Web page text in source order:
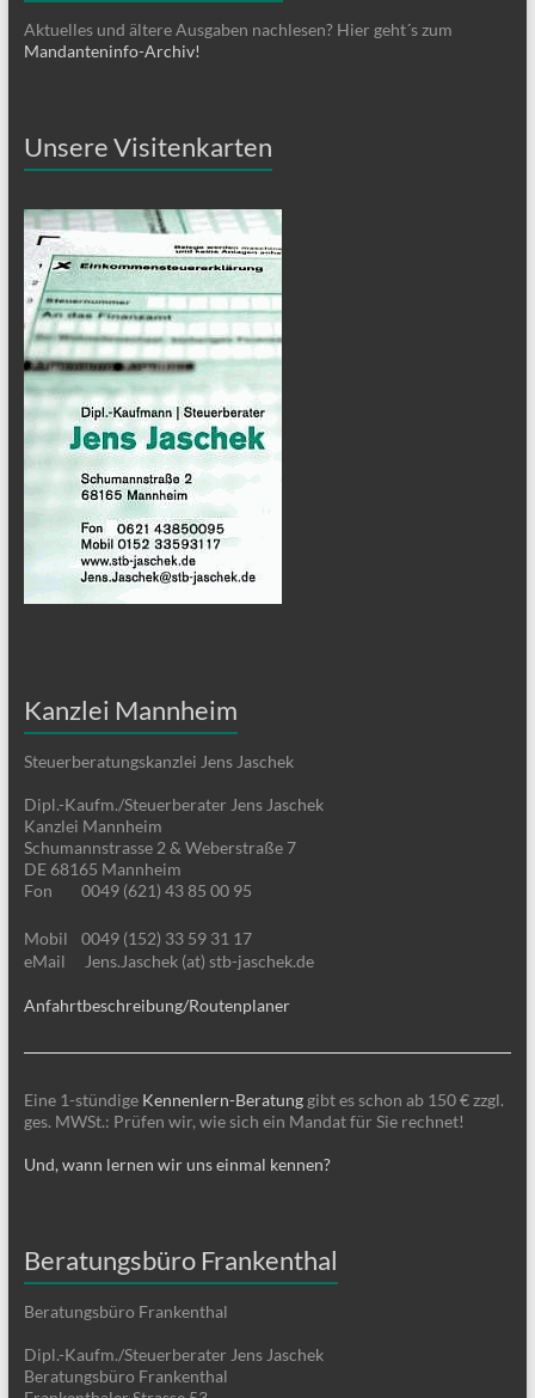
Aktuelles und ältere Ausgaben nachlesen? Hier geht´s zum
Mandanteninfo-Archiv!
Unsere Visitenkarten
Kanzlei Mannheim
Steuerberatungskanzlei Jens Jaschek
Dipl.-Kaufm./Steuerberater Jens Jaschek
Kanzlei Mannheim
Schumannstrasse 2 & Weberstraße 7
DE 68165 Mannheim
Fon
0049 (621) 43 85 00 95
Mobil
0049 (152) 33 59 31 17
eMail
Jens.Jaschek (at) stb-jaschek.de
Anfahrtbeschreibung/Routenplaner
Eine 1-stündige Kennenlern-Beratunggibt es schon ab 150 € zzgl.
ges. MWSt.: Prüfen wir, wie sich ein Mandat für Sie rechnet!
Und, wann lernen wir uns einmal kennen?
Beratungsbüro Frankenthal
Beratungsbüro Frankenthal
Dipl.-Kaufm./Steuerberater Jens Jaschek
Beratungsbüro Frankenthal